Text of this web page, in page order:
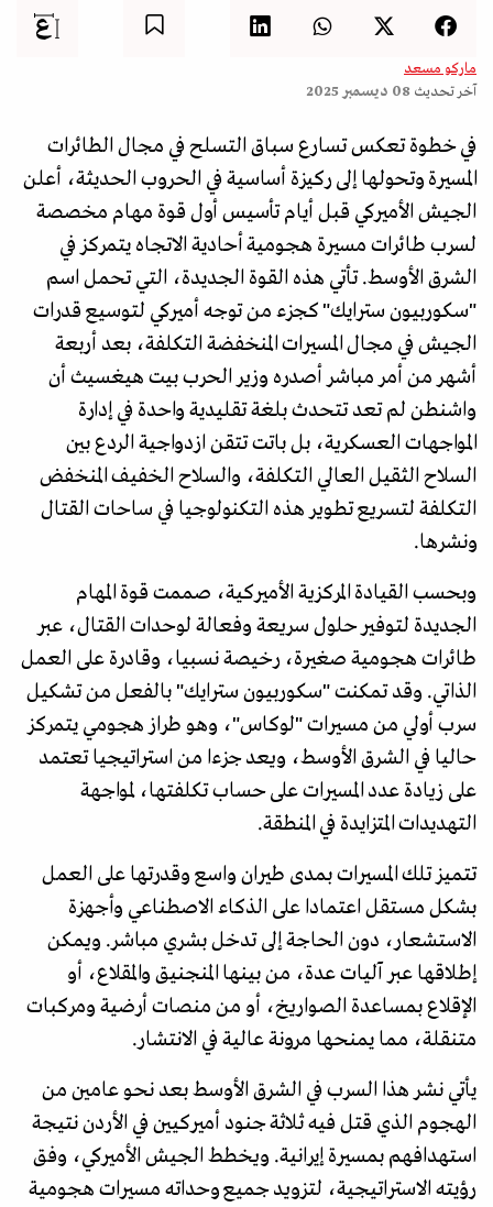
ماركو مسعد
آخر تحديث 08 ديسمبر 2025
في خطوة تعكس تسارع سباق التسلح في مجال الطائرات
المسيرة وتحولها إلى ركيزة أساسية في الحروب الحديثة، أعلن
الجيش الأميركي قبل أيام تأسيس أول قوة مهام مخصصة
لسرب طائرات مسيرة هجومية أحادية الاتجاه يتمركز في
الشرق الأوسط. تأتي هذه القوة الجديدة، التي تحمل اسم
"سكوربيون سترايك" كجزء من توجه أميركي لتوسيع قدرات
الجيش في مجال المسيرات المنخفضة التكلفة، بعد أربعة
أشهر من أمر مباشر أصدره وزير الحرب بيت هيغسيث أن
واشنطن لم تعد تتحدث بلغة تقليدية واحدة في إدارة
المواجهات العسكرية، بل باتت تتقن ازدواجية الردع بين
السلاح الثقيل العالي التكلفة، والسلاح الخفيف المنخفض
التكلفة لتسريع تطوير هذه التكنولوجيا في ساحات القتال
ونشرها.
وبحسب القيادة المركزية الأميركية، صممت قوة المهام
الجديدة لتوفير حلول سريعة وفعالة لوحدات القتال، عبر
طائرات هجومية صغيرة، رخيصة نسبيا، وقادرة على العمل
الذاتي. وقد تمكنت "سكوربيون سترايك" بالفعل من تشكيل
سرب أولي من مسيرات "لوكاس"، وهو طراز هجومي يتمركز
حاليا في الشرق الأوسط، ويعد جزءا من استراتيجيا تعتمد
على زيادة عدد المسيرات على حساب تكلفتها، لمواجهة
التهديدات المتزايدة في المنطقة.
تتميز تلك المسيرات بمدى طيران واسع وقدرتها على العمل
بشكل مستقل اعتمادا على الذكاء الاصطناعي وأجهزة
الاستشعار، دون الحاجة إلى تدخل بشري مباشر. ويمكن
إطلاقها عبر آليات عدة، من بينها المنجنيق والمقلاع، أو
الإقلاع بمساعدة الصواريخ، أو من منصات أرضية ومركبات
متنقلة، مما يمنحها مرونة عالية في الانتشار.
يأتي نشر هذا السرب في الشرق الأوسط بعد نحو عامين من
الهجوم الذي قتل فيه ثلاثة جنود أميركيين في الأردن نتيجة
استهدافهم بمسيرة إيرانية. ويخطط الجيش الأميركي، وفق
رؤيته الاستراتيجية، لتزويد جميع وحداته مسيرات هجومية